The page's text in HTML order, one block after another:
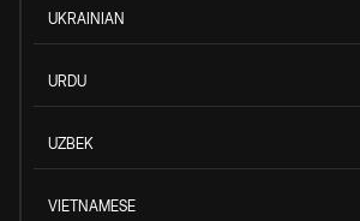
UKRAINIAN
URDU
UZBEK
VIETNAMESE